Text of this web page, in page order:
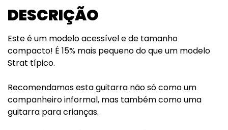
DESCRIÇÃO
Este é um modelo acessível e de tamanho
compacto! É 15% mais pequeno do que um modelo
Strat típico.
Recomendamos esta guitarra não só como um
companheiro informal, mas também como uma
guitarra para crianças.